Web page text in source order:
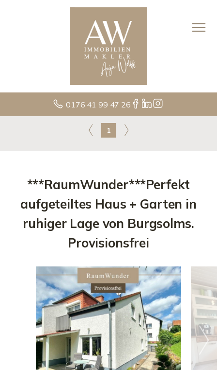
0176 41 99 47 26
1
***RaumWunder***Perfekt
aufgeteiltes Haus + Garten in
ruhiger Lage von Burgsolms.
Provisionsfrei